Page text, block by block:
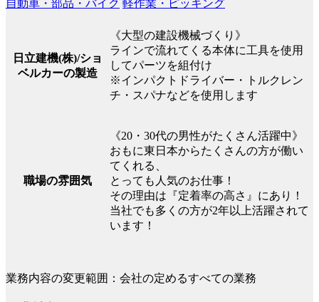
自動車・部品・バイク 軽作業・ピッキング
日立建機(株)/ショ
ベルカーの製造
《大型の建設機械づくり》
ラインで流れてくる本体に工具を使用
してパーツを組付け
※インパクトドライバー・トルクレン
チ・スパナなどを使用します
職場の雰囲気
《20・30代の男性がたくさん活躍中》
おもに東日本からたくさんの方が働い
てくれる、
とっても人気のお仕事！
その理由は『定着率の高さ』にあり！
当社でも多くの方が2年以上活躍されて
います！
業務内容の変更範囲：会社の定めるすべての業務